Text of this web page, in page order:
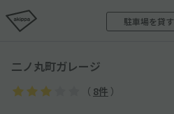
駐車場を貸す
二ノ丸町ガレージ
（ 8件 ）